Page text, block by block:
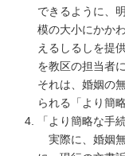
できるように、
模の大小にかか
えるしるしを提
を教区の担当者
それは、婚姻の
られる「より簡
「より簡略な手
実際に、婚姻